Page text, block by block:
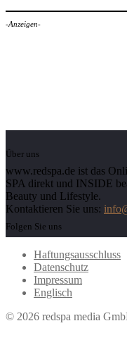
-Anzeigen-
Über uns
www.redspa.de ist das
SPA direkt und INSIDE
Beauty und Lifestyle.
Kontaktieren Sie uns:
Folgen Sie uns
Haftungsausschluss
Datenschutz
Impressum
Englisch
© 2026 redspa media